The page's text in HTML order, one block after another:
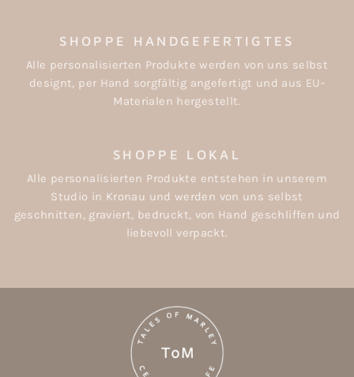
SHOPPE HANDGEFERTIGTES
Alle personalisierten Produkte werden von uns selbst
designt, per Hand sorgfältig angefertigt und aus EU-
Materialen hergestellt.
SHOPPE LOKAL
Alle personalisierten Produkte entstehen in unserem
Studio in Kronau und werden von uns selbst
geschnitten, graviert, bedruckt, von Hand geschliffen und
liebevoll verpackt.